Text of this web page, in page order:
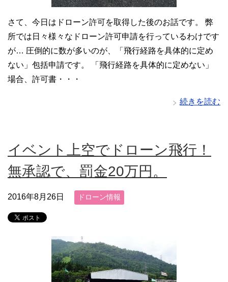
さて、今日はドローン許可を取得した後のお話です。 弊
所では日々様々なドローン許可申請を行っているわけです
が… 圧倒的に数が多いのが、「飛行経路を具体的に定め
ない」包括申請です。 「飛行経路を具体的に定めない」
場合、許可書・・・
続きを読む
イベント上空でドローン飛行！
無承認で、罰金20万円。
2016年8月26日 ドローン情報